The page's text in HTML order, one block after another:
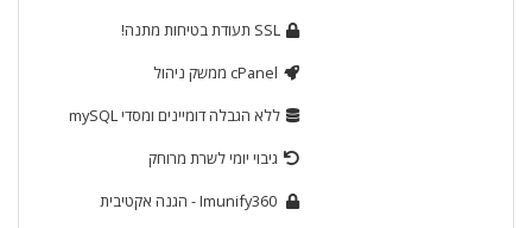
SSL תעודת בטיחות מתנה!
cPanel ממשק ניהול
ללא הגבלהדומיינים ומסדי mySQL
גיבוי יומי לשרת מרוחק
Imunify360
- הגנה אקטיבית